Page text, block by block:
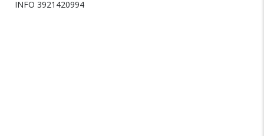
INFO 3921420994